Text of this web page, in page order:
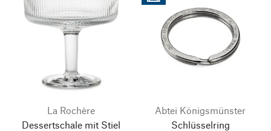
La Rochère
Dessertschale mit Stiel
Abtei Königsmünster
Schlüsselring